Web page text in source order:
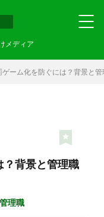
メディア
ゲーム化を防ぐには？背景と
？背景と管理職
管理職